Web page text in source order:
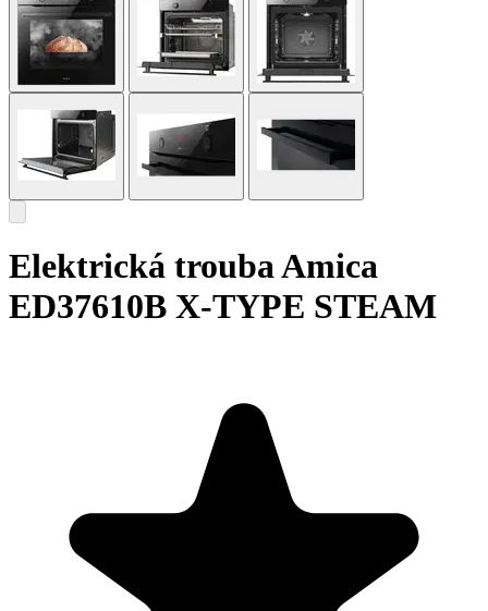
Elektrická trouba Amica
ED37610B X-TYPE STEAM